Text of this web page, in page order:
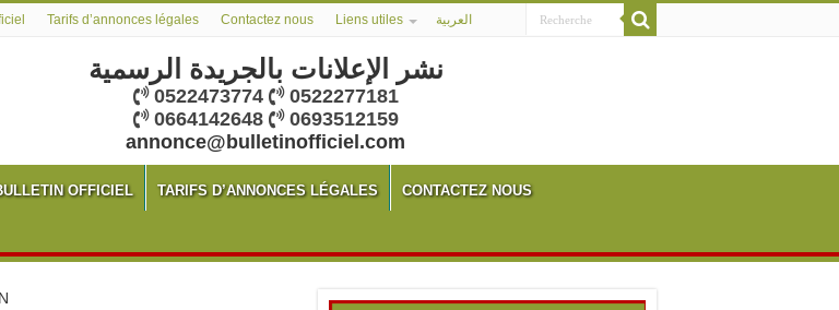
Tarifs d’annonces légales Contactez nous Liens utiles العربية
نشر الإعلانات بالجريدة الرسمية
0522473774
0522277181
0664142648
0693512159
annonce@bulletinofficiel.com
OFFICIEL TARIFS D’ANNONCES LÉGALES CONTACTEZ NOUS